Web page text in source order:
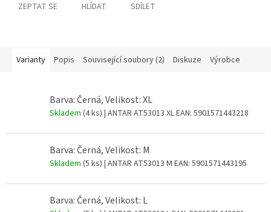
ZEPTAT SE HLÍDAT SDÍLET
Varianty Popis Související soubory (2) Diskuze Výrobce
Barva: Černá, Velikost: XL
Skladem (4 ks) | ANTAR AT53013 XLEAN: 5901571443218
Barva: Černá, Velikost: M
Skladem (5 ks) | ANTAR AT53013 M EAN: 5901571443195
Barva: Černá, Velikost: L